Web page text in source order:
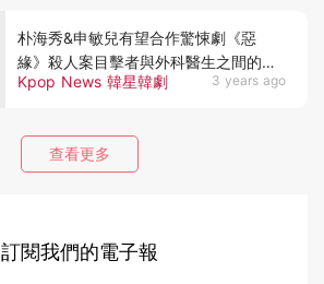
Kpop News 韓星韓劇 3 years ago
朴海秀&申敏兒有望合作驚悚劇《惡
緣》殺人案目擊者與外科醫生之間的孽
緣，預計11月開拍！
查看更多
訂閱我們的電子報